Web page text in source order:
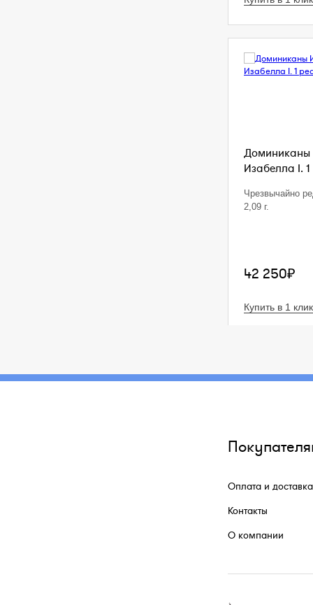
Доминиканы
Изабелла I. 1
Чрезвычайно
2,09 г.
42 250₽
Купить в 1 клик
Оплата и доставка
Контакты
О компании